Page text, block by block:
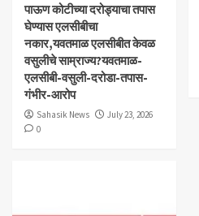
पाऊण कोटीच्या दरोड्याचा तपास
घेण्यास एलसीबीचा
नकार,यवतमाळ एलसीबीत केवळ
वसुलीचे साम्राज्य?यवतमाळ-
एलसीबी-वसुली-दरोडा-तपास-
गंभीर-आरोप
Sahasik News
July 23, 2026
0